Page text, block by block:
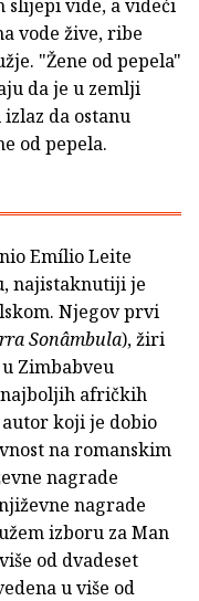
slijepi vide, a videći
vode žive, ribe
"Žene od pepela"
da je u zemlji
da ostanu
od pepela.
Emílio Leite
najistaknutiji je
Njegov prvi
Sonâmbula), žiri
Zimbabveu
najboljih afričkih
koji je dobio
na romanskim
nagrade
nagrade
izboru za Man
od dvadeset
u više od